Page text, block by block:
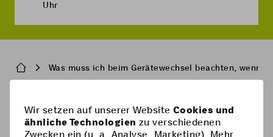
Uhr
BreadcrumbWas muss ich beim Gerätewechsel beachten, wenn
Pied
de
Handy-Abos
Wir setzen auf unserer Website Cookies und
ähnliche Technologien zu verschiedenen
Zwecken ein (u. a. Analyse, Marketing). Mehr